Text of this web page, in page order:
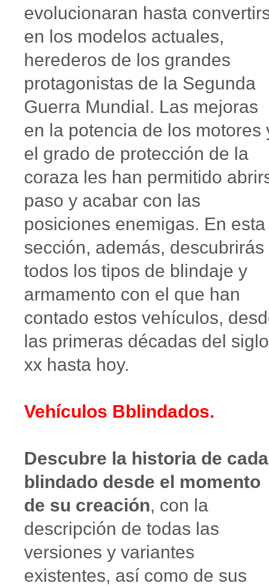
evolucionaran hasta
en los modelos actuales,
herederos de los grandes
protagonistas de la Segunda
Guerra Mundial. Las mejoras
en la potencia de los motores
el grado de protección de la
coraza les han permitido
paso y acabar con las
posiciones enemigas. En esta
sección, además, descubrirás
todos los tipos de blindaje y
armamento con el que han
contado estos vehículos,
las primeras décadas del siglo
xx hasta hoy.
Vehículos Bblindados.
Descubre la historia de cada
blindado desde el momento
de su creación, con la
descripción de todas las
versiones y variantes
existentes, así como de sus